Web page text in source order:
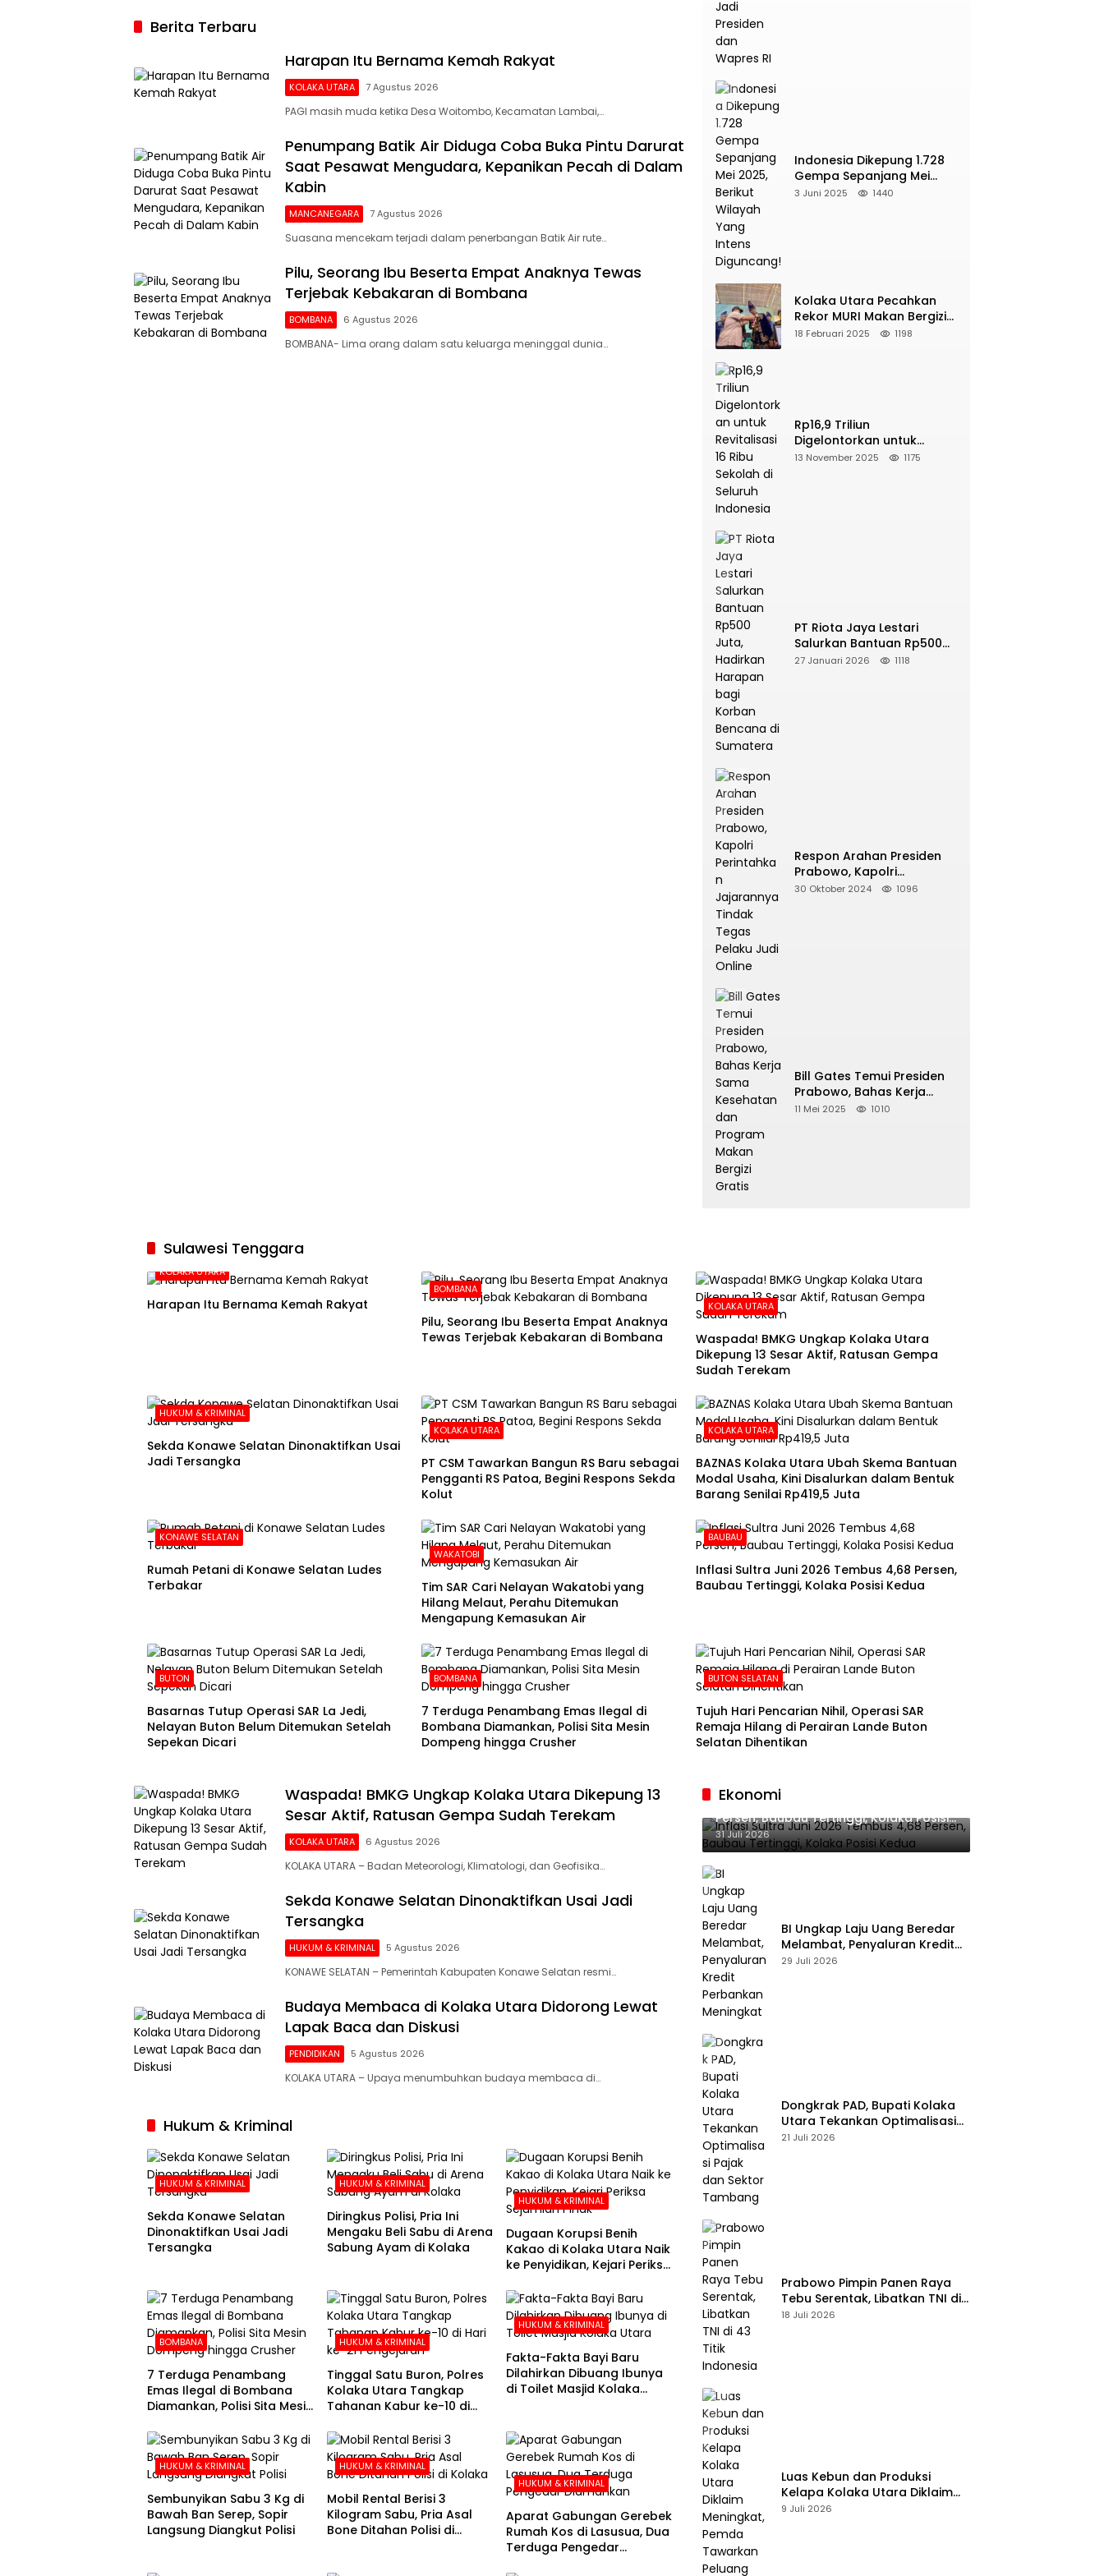
Berita Terbaru
Harapan Itu Bernama Kemah Rakyat
KOLAKA UTARA 7 Agustus 2026
PAGI masih muda ketika Desa Woitombo, Kecamatan Lambai,…
Penumpang Batik Air Diduga Coba Buka Pintu Darurat
Saat Pesawat Mengudara, Kepanikan Pecah di Dalam
Kabin
MANCANEGARA 7 Agustus 2026
Suasana mencekam terjadi dalam penerbangan Batik Air rute…
Pilu, Seorang Ibu Beserta Empat Anaknya Tewas
Terjebak Kebakaran di Bombana
BOMBANA 6 Agustus 2026
BOMBANA- Lima orang dalam satu keluarga meninggal dunia…
Indonesia Dikepung 1.728
Gempa Sepanjang Mei
2025, Berikut Wilayah Yang
3 Juni 2025 1440
Kolaka Utara Pecahkan
Rekor MURI Makan Bergizi
Gratis Dengan Peserta
18 Februari 2025 1198
Rp16,9 Triliun
Digelontorkan untuk
Revitalisasi 16 Ribu Sekolah
13 November 2025 1175
PT Riota Jaya Lestari
Salurkan Bantuan Rp500
Juta, Hadirkan Harapan
27 Januari 2026 1118
Respon Arahan Presiden
Prabowo, Kapolri
Perintahkan Jajarannya
30 Oktober 2024 1096
Bill Gates Temui Presiden
Prabowo, Bahas Kerja
Sama Kesehatan dan
11 Mei 2025 1010
Sulawesi Tenggara
KOLAKA UTARA
Harapan Itu Bernama Kemah Rakyat
BOMBANA
Pilu, Seorang Ibu Beserta Empat Anaknya
Tewas Terjebak Kebakaran di Bombana
KOLAKA UTARA
Waspada! BMKG Ungkap Kolaka Utara
Dikepung 13 Sesar Aktif, Ratusan Gempa
Sudah Terekam
HUKUM & KRIMINAL
Sekda Konawe Selatan Dinonaktifkan Usai
Jadi Tersangka
KOLAKA UTARA
PT CSM Tawarkan Bangun RS Baru sebagai
Pengganti RS Patoa, Begini Respons Sekda
Kolut
KOLAKA UTARA
BAZNAS Kolaka Utara Ubah Skema Bantuan
Modal Usaha, Kini Disalurkan dalam Bentuk
Barang Senilai Rp419,5 Juta
KONAWE SELATAN
Rumah Petani di Konawe Selatan Ludes
Terbakar
WAKATOBI
Tim SAR Cari Nelayan Wakatobi yang
Hilang Melaut, Perahu Ditemukan
Mengapung Kemasukan Air
BAUBAU
Inflasi Sultra Juni 2026 Tembus 4,68 Persen,
Baubau Tertinggi, Kolaka Posisi Kedua
BUTON
Basarnas Tutup Operasi SAR La Jedi,
Nelayan Buton Belum Ditemukan Setelah
Sepekan Dicari
BOMBANA
7 Terduga Penambang Emas Ilegal di
Bombana Diamankan, Polisi Sita Mesin
Dompeng hingga Crusher
BUTON SELATAN
Tujuh Hari Pencarian Nihil, Operasi SAR
Remaja Hilang di Perairan Lande Buton
Selatan Dihentikan
Waspada! BMKG Ungkap Kolaka Utara Dikepung 13
Sesar Aktif, Ratusan Gempa Sudah Terekam
KOLAKA UTARA 6 Agustus 2026
KOLAKA UTARA – Badan Meteorologi, Klimatologi, dan Geofisika…
Sekda Konawe Selatan Dinonaktifkan Usai Jadi
Tersangka
HUKUM & KRIMINAL 5 Agustus 2026
KONAWE SELATAN – Pemerintah Kabupaten Konawe Selatan resmi…
Budaya Membaca di Kolaka Utara Didorong Lewat
Lapak Baca dan Diskusi
PENDIDIKAN 5 Agustus 2026
KOLAKA UTARA – Upaya menumbuhkan budaya membaca di…
Hukum & Kriminal
HUKUM & KRIMINAL
Sekda Konawe Selatan
Dinonaktifkan Usai Jadi
Tersangka
HUKUM & KRIMINAL
Diringkus Polisi, Pria Ini
Mengaku Beli Sabu di Arena
Sabung Ayam di Kolaka
HUKUM & KRIMINAL
Dugaan Korupsi Benih
Kakao di Kolaka Utara Naik
ke Penyidikan, Kejari Periksa
BOMBANA
7 Terduga Penambang
Emas Ilegal di Bombana
Diamankan, Polisi Sita Mesin
HUKUM & KRIMINAL
Tinggal Satu Buron, Polres
Kolaka Utara Tangkap
Tahanan Kabur ke-10 di
HUKUM & KRIMINAL
Fakta-Fakta Bayi Baru
Dilahirkan Dibuang Ibunya
di Toilet Masjid Kolaka
HUKUM & KRIMINAL
Sembunyikan Sabu 3 Kg di
Bawah Ban Serep, Sopir
Langsung Diangkut Polisi
HUKUM & KRIMINAL
Mobil Rental Berisi 3
Kilogram Sabu, Pria Asal
Bone Ditahan Polisi di
HUKUM & KRIMINAL
Aparat Gabungan Gerebek
Rumah Kos di Lasusua, Dua
Terduga Pengedar
Ekonomi
Inflasi Sultra Juni 2026 Tembus 4,68
Persen, Baubau Tertinggi, Kolaka Posisi
Kedua
31 Juli 2026
BI Ungkap Laju Uang Beredar
Melambat, Penyaluran Kredit
Perbankan Meningkat
29 Juli 2026
Dongkrak PAD, Bupati Kolaka
Utara Tekankan Optimalisasi
Pajak dan Sektor Tambang
21 Juli 2026
Prabowo Pimpin Panen Raya
Tebu Serentak, Libatkan TNI di
43 Titik Indonesia
18 Juli 2026
Luas Kebun dan Produksi
Kelapa Kolaka Utara Diklaim
Meningkat, Pemda Tawarkan
9 Juli 2026